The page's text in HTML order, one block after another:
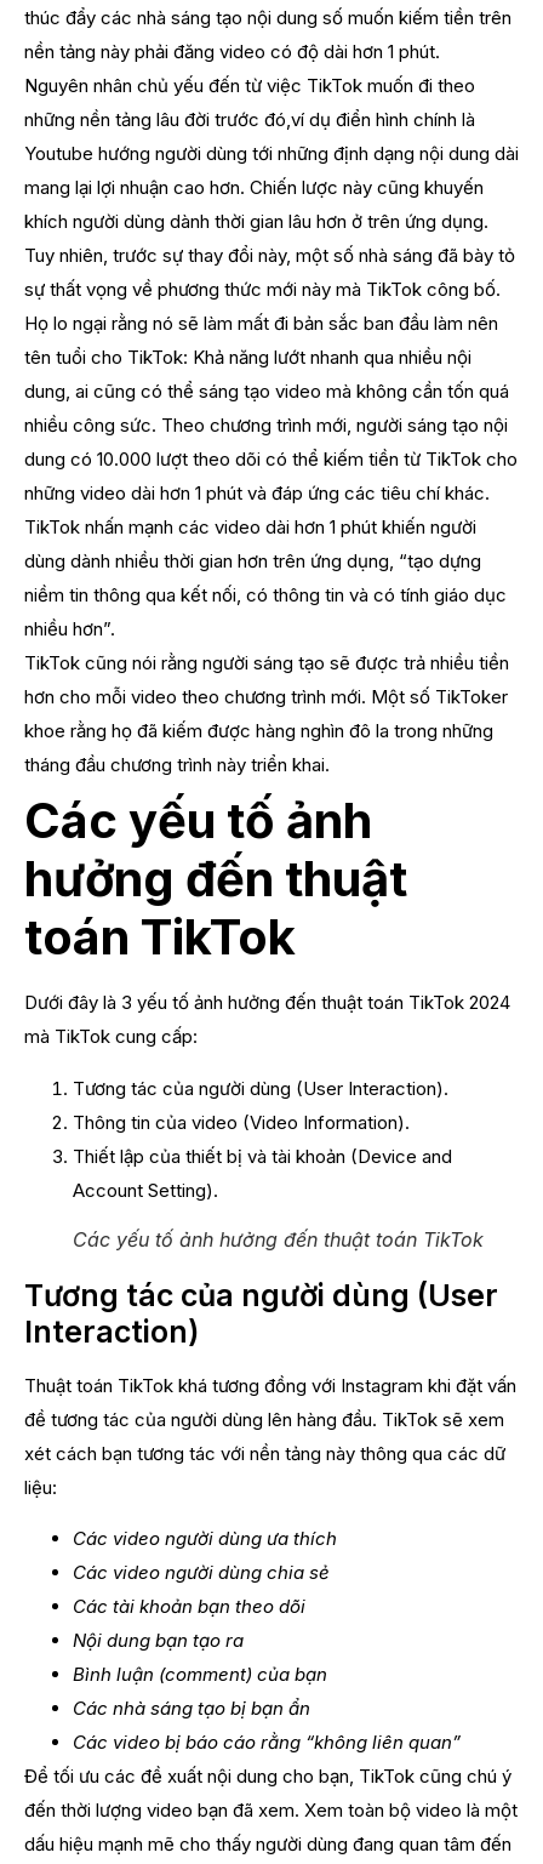
thúc đẩy các nhà sáng tạo nội dung số muốn kiếm tiền trên
nền tảng này phải đăng video có độ dài hơn 1 phút.
Nguyên nhân chủ yếu đến từ việc TikTok muốn đi theo
những nền tảng lâu đời trước đó,ví dụ điển hình chính là
Youtube hướng người dùng tới những định dạng nội dung dài
mang lại lợi nhuận cao hơn. Chiến lược này cũng khuyến
khích người dùng dành thời gian lâu hơn ở trên ứng dụng.
Tuy nhiên, trước sự thay đổi này, một số nhà sáng đã bày tỏ
sự thất vọng về phương thức mới này mà TikTok công bố.
Họ lo ngại rằng nó sẽ làm mất đi bản sắc ban đầu làm nên
tên tuổi cho TikTok: Khả năng lướt nhanh qua nhiều nội
dung, ai cũng có thể sáng tạo video mà không cần tốn quá
nhiều công sức. Theo chương trình mới, người sáng tạo nội
dung có 10.000 lượt theo dõi có thể kiếm tiền từ TikTok cho
những video dài hơn 1 phút và đáp ứng các tiêu chí khác.
TikTok nhấn mạnh các video dài hơn 1 phút khiến người
dùng dành nhiều thời gian hơn trên ứng dụng, “tạo dựng
niềm tin thông qua kết nối, có thông tin và có tính giáo dục
nhiều hơn”.
TikTok cũng nói rằng người sáng tạo sẽ được trả nhiều tiền
hơn cho mỗi video theo chương trình mới. Một số TikToker
khoe rằng họ đã kiếm được hàng nghìn đô la trong những
tháng đầu chương trình này triển khai.
Các yếu tố ảnh
hưởng đến thuật
toán TikTok
Dưới đây là 3 yếu tố ảnh hưởng đến thuật toán TikTok 2024
mà TikTok cung cấp:
Tương tác của người dùng (User Interaction).
Thông tin của video (Video Information).
Thiết lập của thiết bị và tài khoản (Device and
Account Setting).
Các yếu tố ảnh hưởng đến thuật toán TikTok
Tương tác của người dùng (User
Interaction)
Thuật toán TikTok khá tương đồng với Instagram khi đặt vấn
đề tương tác của người dùng lên hàng đầu. TikTok sẽ xem
xét cách bạn tương tác với nền tảng này thông qua các dữ
liệu:
Các video người dùng ưa thích
Các video người dùng chia sẻ
Các tài khoản bạn theo dõi
Nội dung bạn tạo ra
Bình luận (comment) của bạn
Các nhà sáng tạo bị bạn ẩn
Các video bị báo cáo rằng “không liên quan”
Để tối ưu các đề xuất nội dung cho bạn, TikTok cũng chú ý
đến thời lượng video bạn đã xem. Xem toàn bộ video là một
dấu hiệu mạnh mẽ cho thấy người dùng đang quan tâm đến